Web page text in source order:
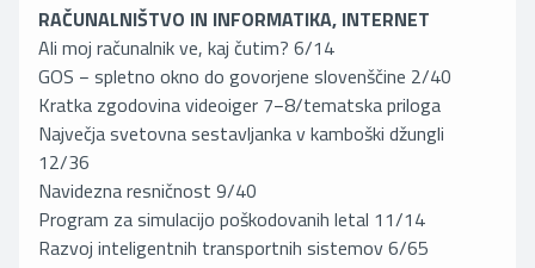
RAČUNALNIŠTVO IN INFORMATIKA, INTERNET
Ali moj računalnik ve, kaj čutim? 6/14
GOS − spletno okno do govorjene slovenščine 2/40
Kratka zgodovina videoiger 7−8/tematska priloga
Največja svetovna sestavljanka v kamboški džungli
12/36
Navidezna resničnost 9/40
Program za simulacijo poškodovanih letal 11/14
Razvoj inteligentnih transportnih sistemov 6/65